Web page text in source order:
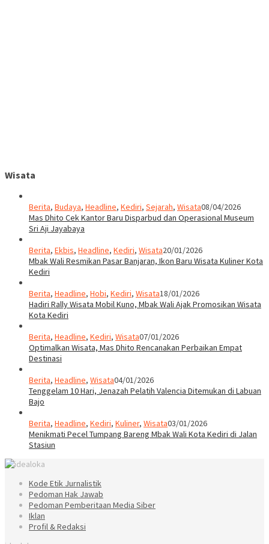
Wisata
Berita, Budaya, Headline, Kediri, Sejarah, Wisata08/04/2026
Mas Dhito Cek Kantor Baru Disparbud dan Operasional Museum
Sri Aji Jayabaya
Berita, Ekbis, Headline, Kediri, Wisata20/01/2026
Mbak Wali Resmikan Pasar Banjaran, Ikon Baru Wisata Kuliner Kota
Kediri
Berita, Headline, Hobi, Kediri, Wisata18/01/2026
Hadiri Rally Wisata Mobil Kuno, Mbak Wali Ajak Promosikan Wisata
Kota Kediri
Berita, Headline, Kediri, Wisata07/01/2026
Optimalkan Wisata, Mas Dhito Rencanakan Perbaikan Empat
Destinasi
Berita, Headline, Wisata04/01/2026
Tenggelam 10 Hari, Jenazah Pelatih Valencia Ditemukan di Labuan
Bajo
Berita, Headline, Kediri, Kuliner, Wisata03/01/2026
Menikmati Pecel Tumpang Bareng Mbak Wali Kota Kediri di Jalan
Stasiun
Kode Etik Jurnalistik
Pedoman Hak Jawab
Pedoman Pemberitaan Media Siber
Iklan
Profil & Redaksi